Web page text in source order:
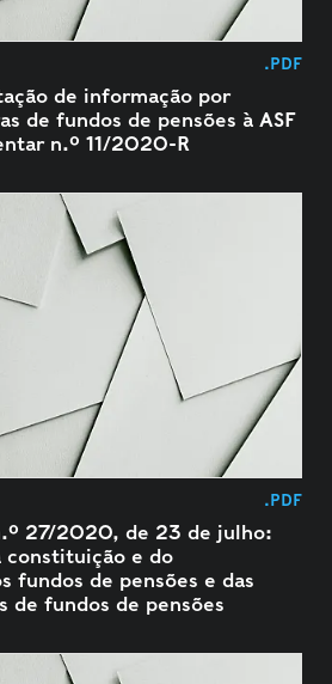
.PDF
de informação por
de fundos de pensões à ASF
n.º 11/2020-R
.PDF
27/2020, de 23 de julho:
constituição e do
fundos de pensões e das
de fundos de pensões